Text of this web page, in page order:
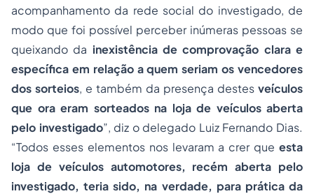
acompanhamento da rede social do investigado, de
modo que foi possível perceber inúmeras pessoas se
queixando da inexistência de comprovação clara e
específica em relação a quem seriam os vencedores
dos sorteios, e também da presença destes veículos
que ora eram sorteados na loja de veículos aberta
pelo investigado”, diz o delegado Luiz Fernando Dias.
“Todos esses elementos nos levaram a crer que esta
loja de veículos automotores, recém aberta pelo
investigado, teria sido, na verdade, para prática da